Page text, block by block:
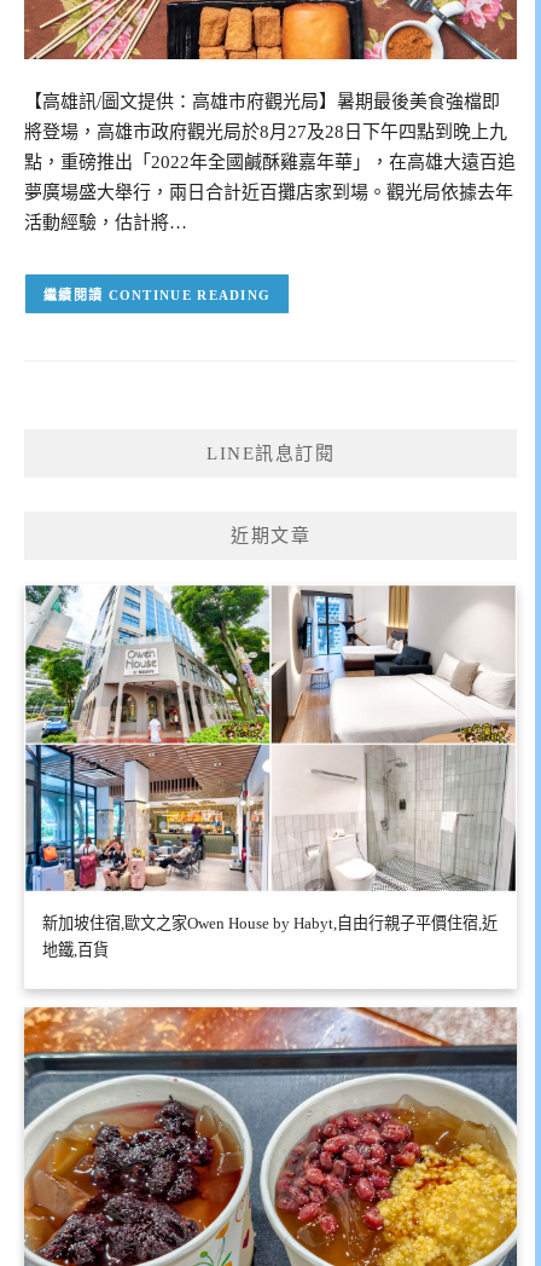
【高雄訊/圖文提供：高雄市府觀光局】暑期最後美食強檔即
將登場，高雄市政府觀光局於8月27及28日下午四點到晚上九
點，重磅推出「2022年全國鹹酥雞嘉年華」，在高雄大遠百追
夢廣場盛大舉行，兩日合計近百攤店家到場。觀光局依據去年
活動經驗，估計將…
CONTINUE READING
LINE訊息訂閱
近期文章
新加坡住宿,歐文之家Owen House by Habyt,自由行親子平價住宿,近
地鐵,百貨